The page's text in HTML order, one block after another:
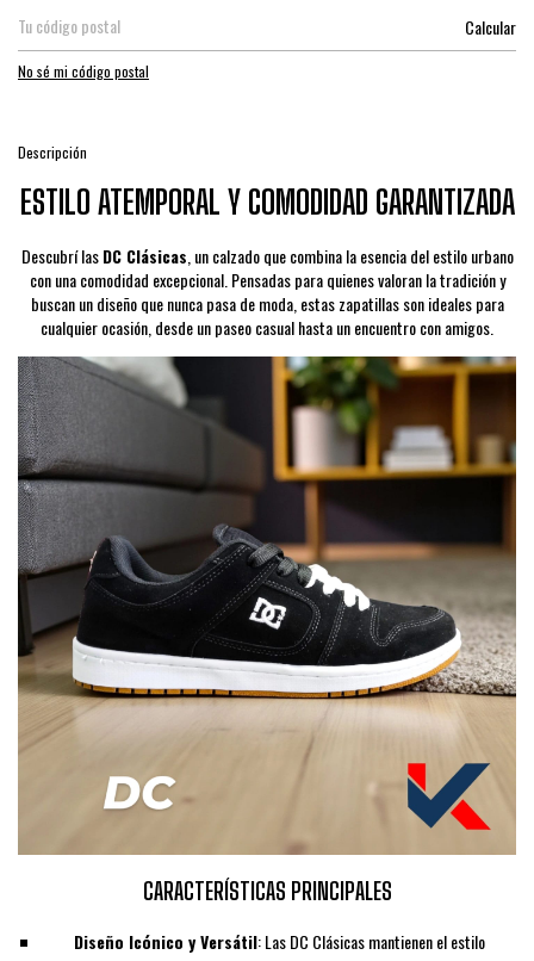
Calcular
No sé mi código postal
Descripción
ESTILO ATEMPORAL Y COMODIDAD GARANTIZADA
Descubrí lasDC Clásicas , un calzado que combina la esencia del estilo urbano
con una comodidad excepcional. Pensadas para quienes valoran la tradición y
buscan un diseño que nunca pasa de moda, estas zapatillas son ideales para
cualquier ocasión, desde un paseo casual hasta un encuentro con amigos.
CARACTERÍSTICAS PRINCIPALES
Diseño Icónico y Versátil: Las DC Clásicas mantienen el estilo